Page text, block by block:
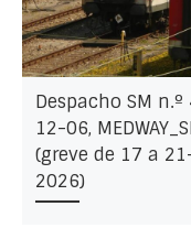
Despacho SM n.º
12-06,
(greve de 17 a
2026)